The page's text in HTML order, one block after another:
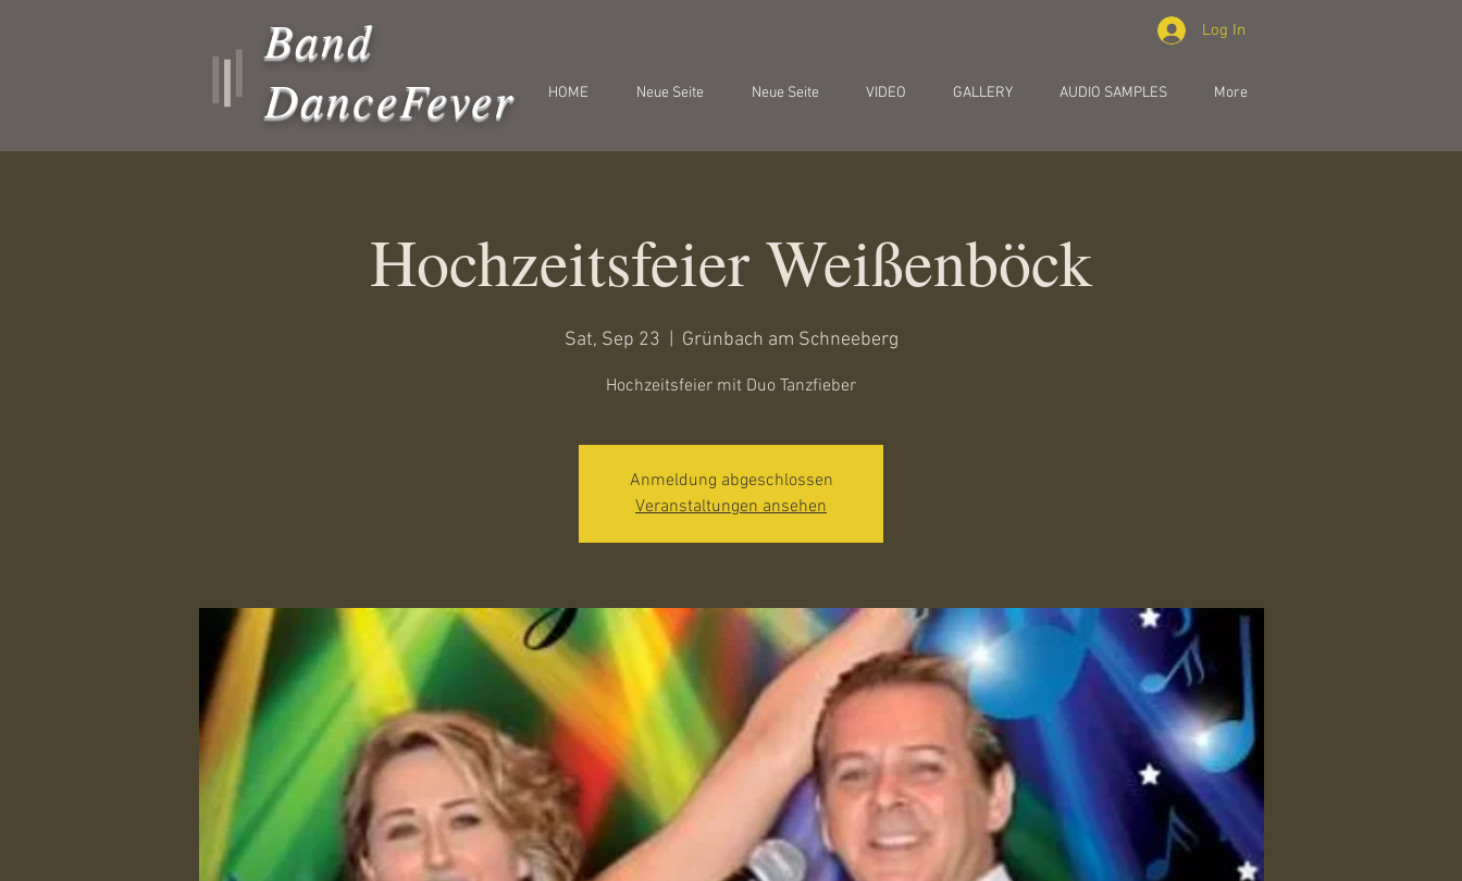
Band
DanceFever
Log In
HOME Neue Seite Neue Seite VIDEO GALLERY AUDIO SAMPLES More
Hochzeitsfeier Weißenböck
Sat, Sep 23 Grünbach am Schneeberg
Hochzeitsfeier mit Duo Tanzfieber
Anmeldung abgeschlossen
Veranstaltungen ansehen